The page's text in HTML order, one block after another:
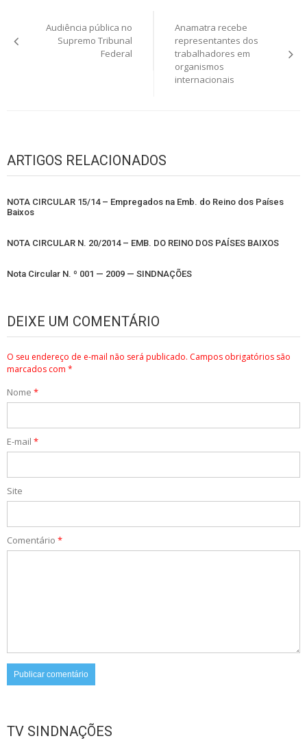
de
Audiência pública no
Supremo Tribunal
Federal
Anamatra recebe
representantes dos
trabalhadores em
organismos
internacionais
ARTIGOS RELACIONADOS
NOTA CIRCULAR 15/14 – Empregados na Emb. do Reino dos Países
Baixos
NOTA CIRCULAR N. 20/2014 – EMB. DO REINO DOS PAÍSES BAIXOS
Nota Circular N. º 001 — 2009 — SINDNAÇÕES
DEIXE UM COMENTÁRIO
O seu endereço de e-mail não será publicado. Campos obrigatórios são
marcados com *
Nome *
E-mail *
Site
Comentário *
TV SINDNAÇÕES